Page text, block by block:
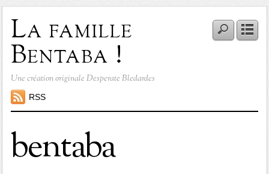
La famille
Bentaba !
Une création originale Desperate Bledardes
RSS
bentaba